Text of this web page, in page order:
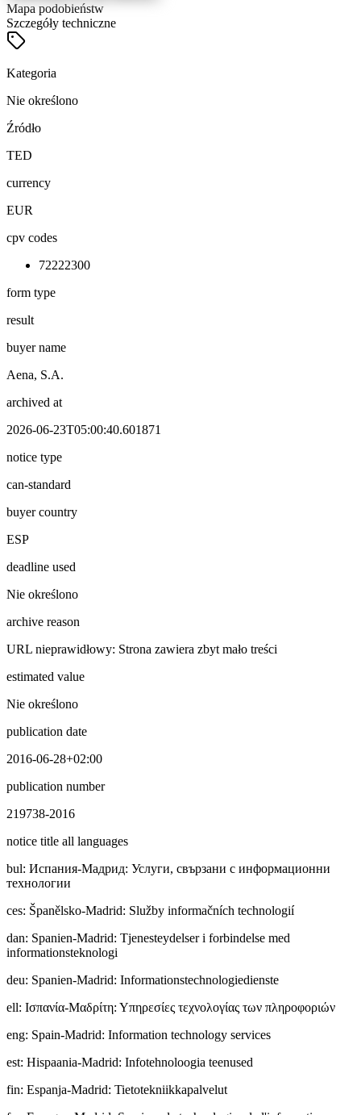
Mapa podobieństw
Szczegóły techniczne
Kategoria
Nie określono
Źródło
TED
currency
EUR
cpv codes
72222300
form type
result
buyer name
Aena, S.A.
archived at
2026-06-23T05:00:40.601871
notice type
can-standard
buyer country
ESP
deadline used
Nie określono
archive reason
URL nieprawidłowy: Strona zawiera zbyt mało treści
estimated value
Nie określono
publication date
2016-06-28+02:00
publication number
219738-2016
notice title all languages
bul: Иcпaния-Мадрид: Услуги, свързани с информационни
технологии
ces: Španělsko-Madrid: Služby informačních technologií
dan: Spanien-Madrid: Tjenesteydelser i forbindelse med
informationsteknologi
deu: Spanien-Madrid: Informationstechnologiedienste
ell: Ισπανία-Μαδρίτη: Υπηρεσίες τεχνολογίας των πληροφοριών
eng: Spain-Madrid: Information technology services
est: Hispaania-Madrid: Infotehnoloogia teenused
fin: Espanja-Madrid: Tietotekniikkapalvelut